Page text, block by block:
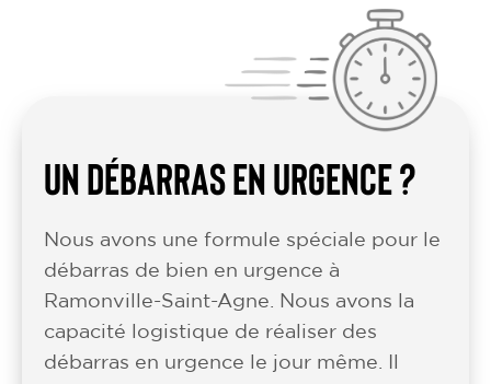
UN DÉBARRAS EN URGENCE ?
Nous avons une formule spéciale pour le
débarras de bien en urgence à
Ramonville-Saint-Agne. Nous avons la
capacité logistique de réaliser des
débarras en urgence le jour même. Il